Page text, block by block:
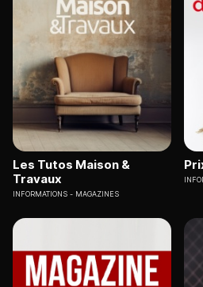
Les Tutos Maison &
Travaux
INFORMATIONS MAGAZINES